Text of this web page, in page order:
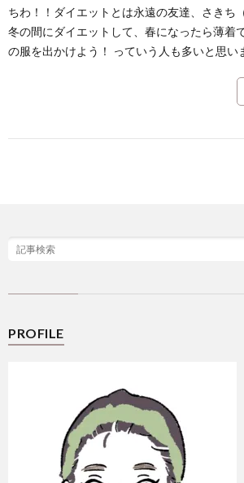
ちわ！！ダイエットとは永遠の友達、さきち
冬の間にダイエットして、春になったら薄着
の服を出かけよう！ っていう人も多いと思い
PROFILE